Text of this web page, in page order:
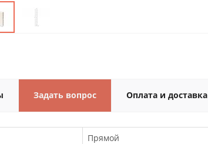
Задать вопрос Оплата и доставка
Прямой